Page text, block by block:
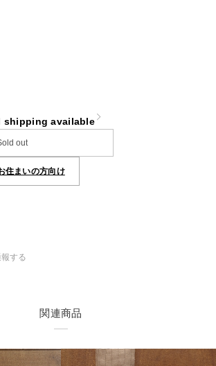
shipping available
out
住まいの方向け
する
関連商品